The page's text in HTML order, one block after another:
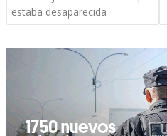
entradas
estaba desaparecida